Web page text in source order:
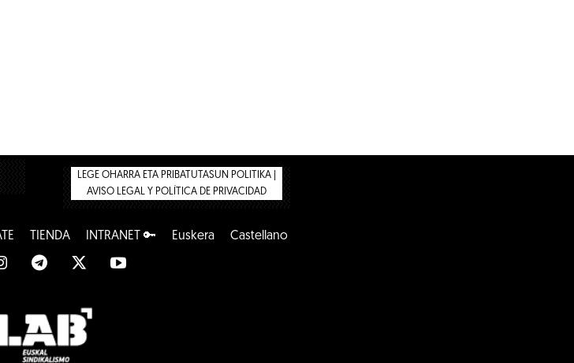
LEGE OHARRA ETA PRIBATUTASUN POLITIKA |
AVISO LEGAL Y POLÍTICA DE PRIVACIDAD
TIENDA INTRANET 🔑 Euskera Castellano